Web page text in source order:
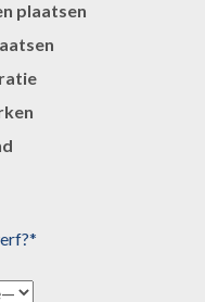
plaatsen